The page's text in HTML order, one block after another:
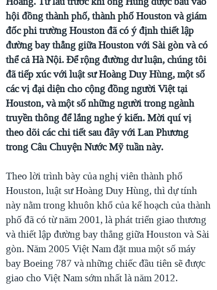
NGƯ DÂN VIỆT VÀ LÀN SÓNG TRỘM HẢI SÂM
BÊN KIA QUỐC LỘ: TIẾNG VỌNG TỪ NÔNG THÔN MỸ
QUAN HỆ VIỆT MỸ
hội đồng thành phố, thành phố Houston và giám
đốc phi trường Houston đã có ý định thiết lập
đường bay thẳng giữa Houston với Sài gòn và có
thể cả Hà Nội. Để rộng đường dư luận, chúng tôi
đã tiếp xúc với luật sư Hoàng Duy Hùng, một số
các vị đại diện cho cộng đồng người Việt tại
Houston, và một số những người trong ngành
truyền thông để lắng nghe ý kiến. Mời quí vị
theo dõi các chi tiết sau đây với Lan Phương
trong Câu Chuyện Nước Mỹ tuần này.
Theo lời trình bày của nghị viên thành phố
Houston, luật sư Hoàng Duy Hùng, thì dự tính
này nằm trong khuôn khổ của kế hoạch của thành
phố đã có từ năm 2001, là phát triển giao thương
và thiết lập đường bay thẳng giữa Houston và Sài
gòn. Năm 2005 Việt Nam đặt mua một số máy
bay Boeing 787 và những chiếc đầu tiên sẽ được
giao cho Việt Nam sớm nhất là năm 2012.